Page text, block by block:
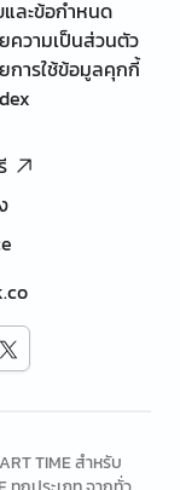
และข้อกำหนด
ความเป็นส่วนตัว
การใช้ข้อมูลคุกกี้
TIME สำหรับ